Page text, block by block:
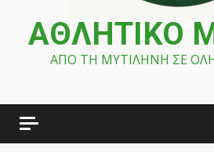
ΑΘΛΗΤΙΚΟ
ΑΠΟ ΤΗ ΜΥΤΙΛΗΝΗ ΣΕ